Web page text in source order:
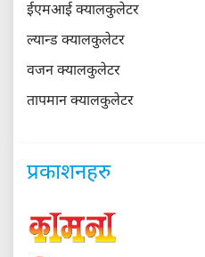
ईएमआई क्यालकुलेटर
ल्यान्ड क्यालकुलेटर
वजन क्यालकुलेटर
तापमान क्यालकुलेटर
प्रकाशनहरु